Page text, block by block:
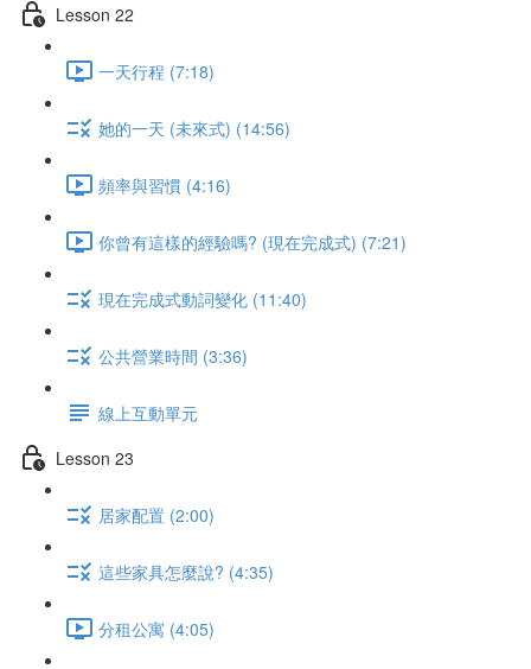
Lesson 22
一天行程 (7:18)
她的一天 (未來式) (14:56)
頻率與習慣 (4:16)
你曾有這樣的經驗嗎? (現在完成式) (7:21)
現在完成式動詞變化 (11:40)
公共營業時間 (3:36)
線上互動單元
Lesson 23
居家配置 (2:00)
這些家具怎麼說? (4:35)
分租公寓 (4:05)